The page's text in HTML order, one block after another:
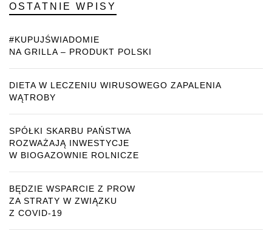
OSTATNIE WPISY
#KUPUJŚWIADOMIE
NA GRILLA – PRODUKT POLSKI
DIETA W LECZENIU WIRUSOWEGO ZAPALENIA
WĄTROBY
SPÓŁKI SKARBU PAŃSTWA
ROZWAŻAJĄ INWESTYCJE
W BIOGAZOWNIE ROLNICZE
BĘDZIE WSPARCIE Z PROW
ZA STRATY W ZWIĄZKU
Z COVID-19